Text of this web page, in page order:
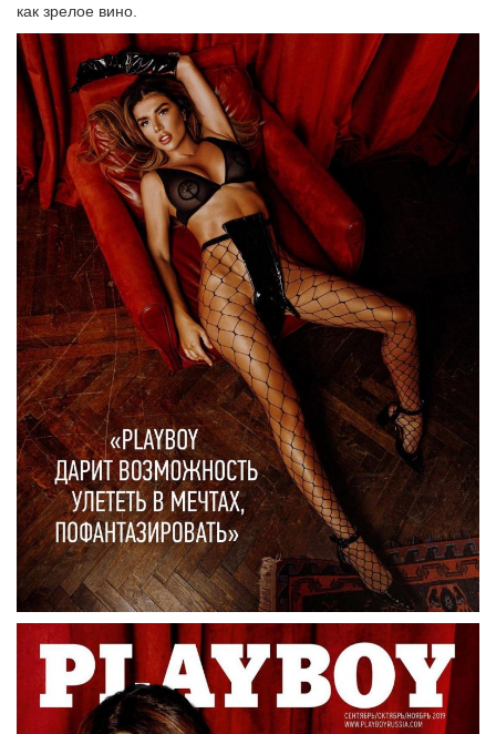
как зрелое вино.